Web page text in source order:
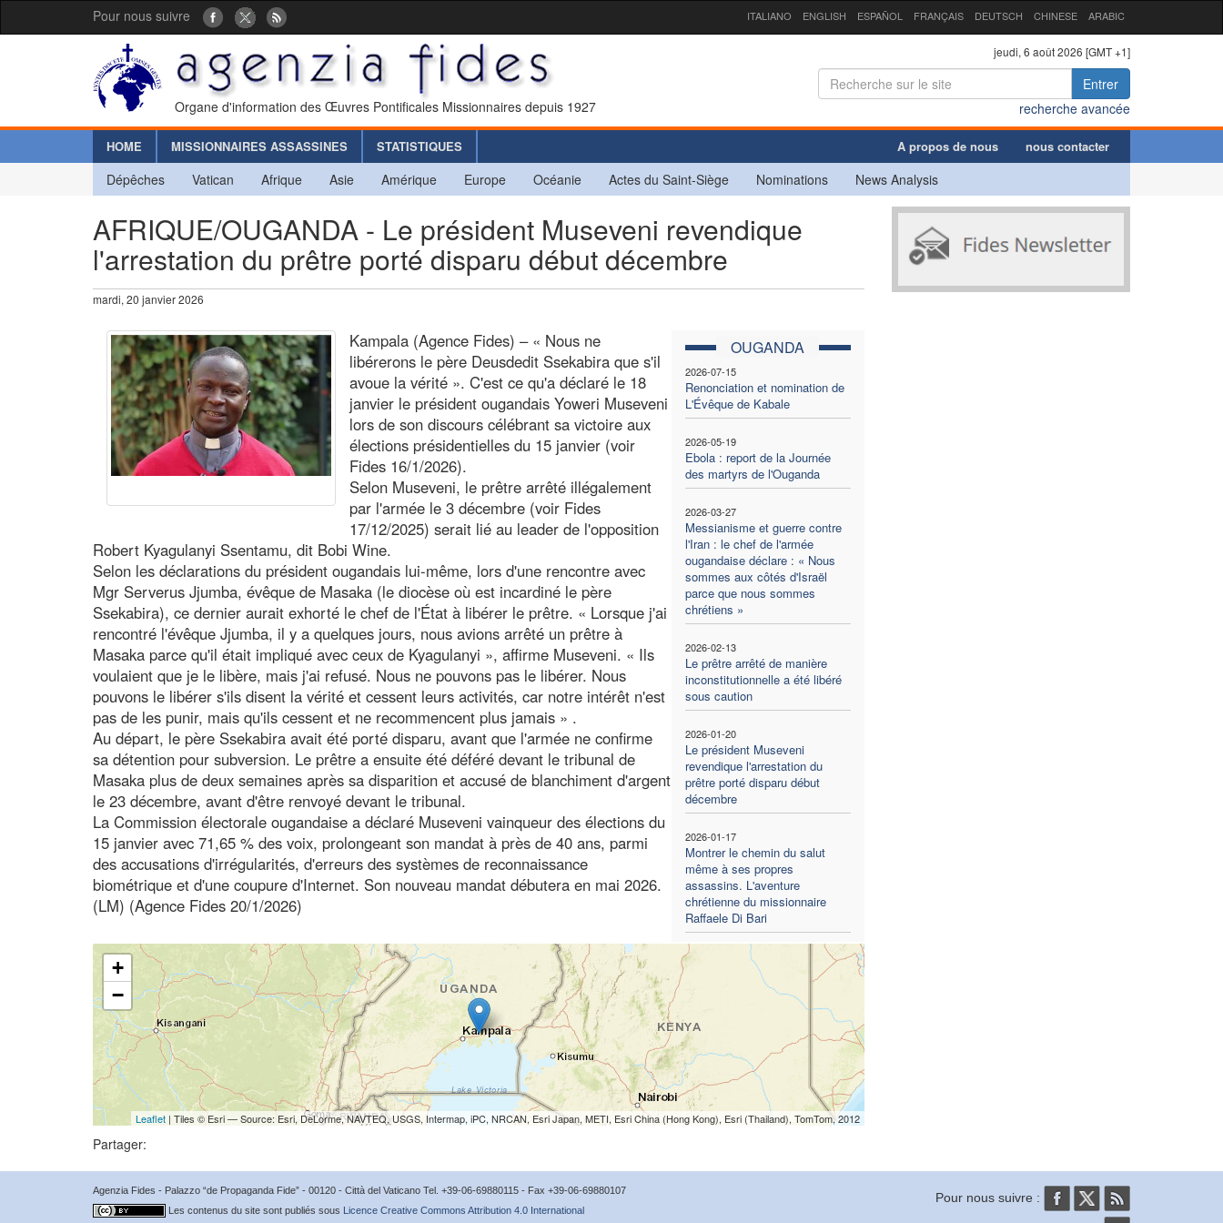
Pour nous suivre ITALIANO ENGLISH ESPAÑOL FRANÇAIS DEUTSCH CHINESE ARABIC
Organe d'information des Œuvres Pontificales Missionnaires depuis 1927
jeudi, 6 août 2026 [GMT +1]
Entrer
recherche avancée
HOME MISSIONNAIRES ASSASSINES STATISTIQUES A propos de nous nous contacter
Dépêches Vatican Afrique Asie Amérique Europe Océanie Actes du Saint-Siège Nominations News Analysis
AFRIQUE/OUGANDA - Le président Museveni revendique
l'arrestation du prêtre porté disparu début décembre
mardi, 20 janvier 2026
OUGANDA
2026-07-15
Renonciation et nomination de
L'Évêque de Kabale
2026-05-19
Ebola : report de la Journée
des martyrs de l'Ouganda
2026-03-27
Messianisme et guerre contre
l'Iran : le chef de l'armée
ougandaise déclare : « Nous
sommes aux côtés d'Israël
parce que nous sommes
chrétiens »
2026-02-13
Le prêtre arrêté de manière
inconstitutionnelle a été libéré
sous caution
2026-01-20
Le président Museveni
revendique l'arrestation du
prêtre porté disparu début
décembre
2026-01-17
Montrer le chemin du salut
même à ses propres
assassins. L'aventure
chrétienne du missionnaire
Raffaele Di Bari
Kampala (Agence Fides) – « Nous ne
libérerons le père Deusdedit Ssekabira que s'il
avoue la vérité ». C'est ce qu'a déclaré le 18
janvier le président ougandais Yoweri Museveni
lors de son discours célébrant sa victoire aux
élections présidentielles du 15 janvier (voir
Fides 16/1/2026).
Selon Museveni, le prêtre arrêté illégalement
par l'armée le 3 décembre (voir Fides
17/12/2025) serait lié au leader de l'opposition
Robert Kyagulanyi Ssentamu, dit Bobi Wine.
Selon les déclarations du président ougandais lui-même, lors d'une rencontre avec
Mgr Serverus Jjumba, évêque de Masaka (le diocèse où est incardiné le père
Ssekabira), ce dernier aurait exhorté le chef de l'État à libérer le prêtre. « Lorsque j'ai
rencontré l'évêque Jjumba, il y a quelques jours, nous avions arrêté un prêtre à
Masaka parce qu'il était impliqué avec ceux de Kyagulanyi », affirme Museveni. « Ils
voulaient que je le libère, mais j'ai refusé. Nous ne pouvons pas le libérer. Nous
pouvons le libérer s'ils disent la vérité et cessent leurs activités, car notre intérêt n'est
pas de les punir, mais qu'ils cessent et ne recommencent plus jamais » .
Au départ, le père Ssekabira avait été porté disparu, avant que l'armée ne confirme
sa détention pour subversion. Le prêtre a ensuite été déféré devant le tribunal de
Masaka plus de deux semaines après sa disparition et accusé de blanchiment d'argent
le 23 décembre, avant d'être renvoyé devant le tribunal.
La Commission électorale ougandaise a déclaré Museveni vainqueur des élections du
15 janvier avec 71,65 % des voix, prolongeant son mandat à près de 40 ans, parmi
des accusations d'irrégularités, d'erreurs des systèmes de reconnaissance
biométrique et d'une coupure d'Internet. Son nouveau mandat débutera en mai 2026.
(LM) (Agence Fides 20/1/2026)
+
−
Leaflet| Tiles © Esri — Source: Esri, DeLorme, NAVTEQ, USGS, Intermap, iPC, NRCAN, Esri Japan, METI, Esri China (Hong Kong), Esri (Thailand), TomTom, 2012
Partager:
Agenzia Fides - Palazzo “de Propaganda Fide” - 00120 - Città del Vaticano Tel. +39-06-69880115 - Fax +39-06-69880107
Les contenus du site sont publiés sous Licence Creative Commons Attribution 4.0 International
Pour nous suivre :